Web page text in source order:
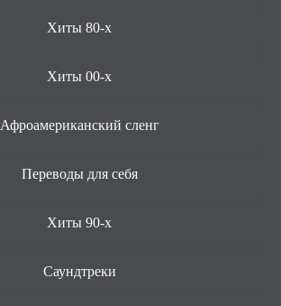
Хиты 80-х
Хиты 00-х
Афроамериканский сленг
Переводы для себя
Хиты 90-х
Саундтреки